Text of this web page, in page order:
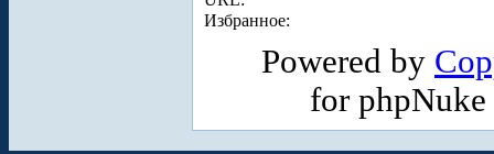
Избранное:
Powered by
for